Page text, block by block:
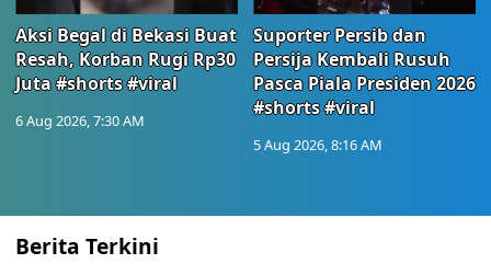
Aksi Begal di Bekasi Buat
Resah, Korban Rugi Rp30
Juta #shorts #viral
6 Aug 2026, 7:30 AM
Suporter Persib dan
Persija Kembali Rusuh
Pasca Piala Presiden 2026
#shorts #viral
5 Aug 2026, 8:16 AM
Berita Terkini